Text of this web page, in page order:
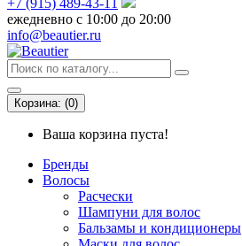
+7 (915) 489-43-11
ежедневно с 10:00 до 20:00
info@beautier.ru
Корзина: (0)
Ваша корзина пуста!
Бренды
Волосы
Расчески
Шампуни для волос
Бальзамы и кондиционеры